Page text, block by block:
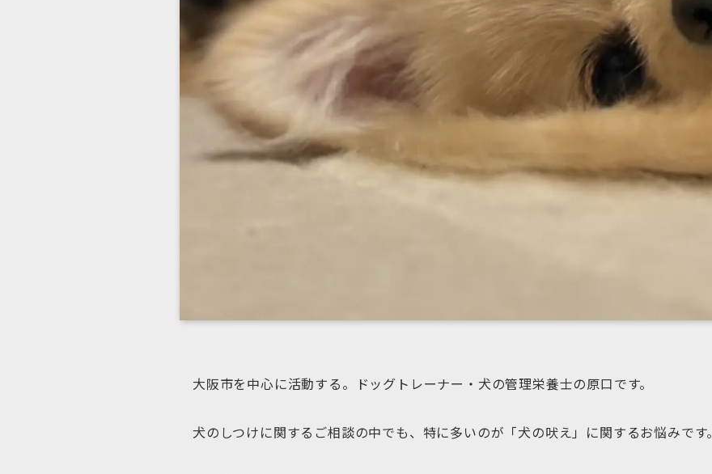
大阪市を中心に活動する。ドッグトレーナー・犬の管理栄養士の原口です。
犬のしつけに関するご相談の中でも、特に多いのが「犬の吠え」に関するお悩みです。